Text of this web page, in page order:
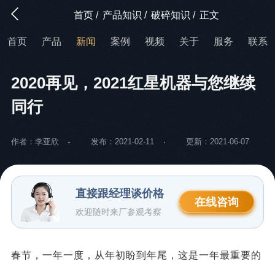
首页 / 产品知识 / 破碎知识 / 正文
首页 产品 新闻 案例 视频 关于 服务 联系
2020再见，2021红星机器与您继续
同行
作者：李亚欣 发布：2021-02-11 更新：2021-06-07
直接跟经理谈价格
欢迎随时来厂参观考察
在线咨询
春节，一年一度，从年初盼到年尾，这是一年最重要的